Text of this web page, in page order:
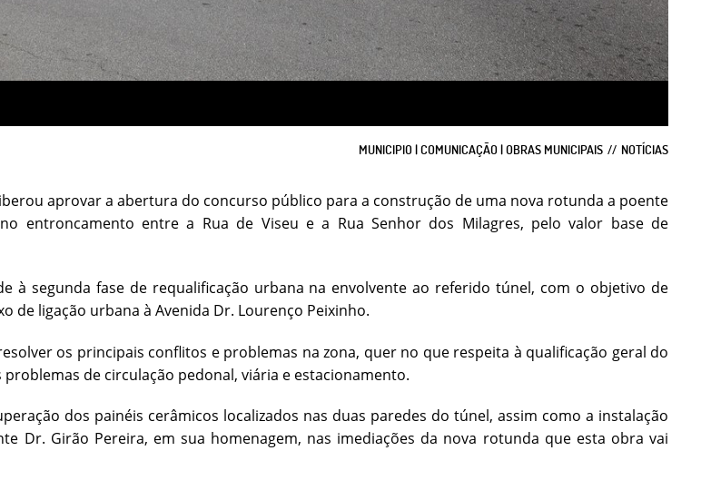
MUNICIPIO | COMUNICAÇÃO | OBRAS MUNICIPAIS NOTÍCIAS
aprovar a abertura do concurso público para a construção de uma nova rotunda a poente
no entroncamento entre a Rua de Viseu e a Rua Senhor dos Milagres, pelo valor base de
à segunda fase de requalificação urbana na envolvente ao referido túnel, com o objetivo de
de ligação urbana à Avenida Dr. Lourenço Peixinho.
os principais conflitos e problemas na zona, quer no que respeita à qualificação geral do
de circulação pedonal, viária e estacionamento.
dos painéis cerâmicos localizados nas duas paredes do túnel, assim como a instalação
Dr. Girão Pereira, em sua homenagem, nas imediações da nova rotunda que esta obra vai